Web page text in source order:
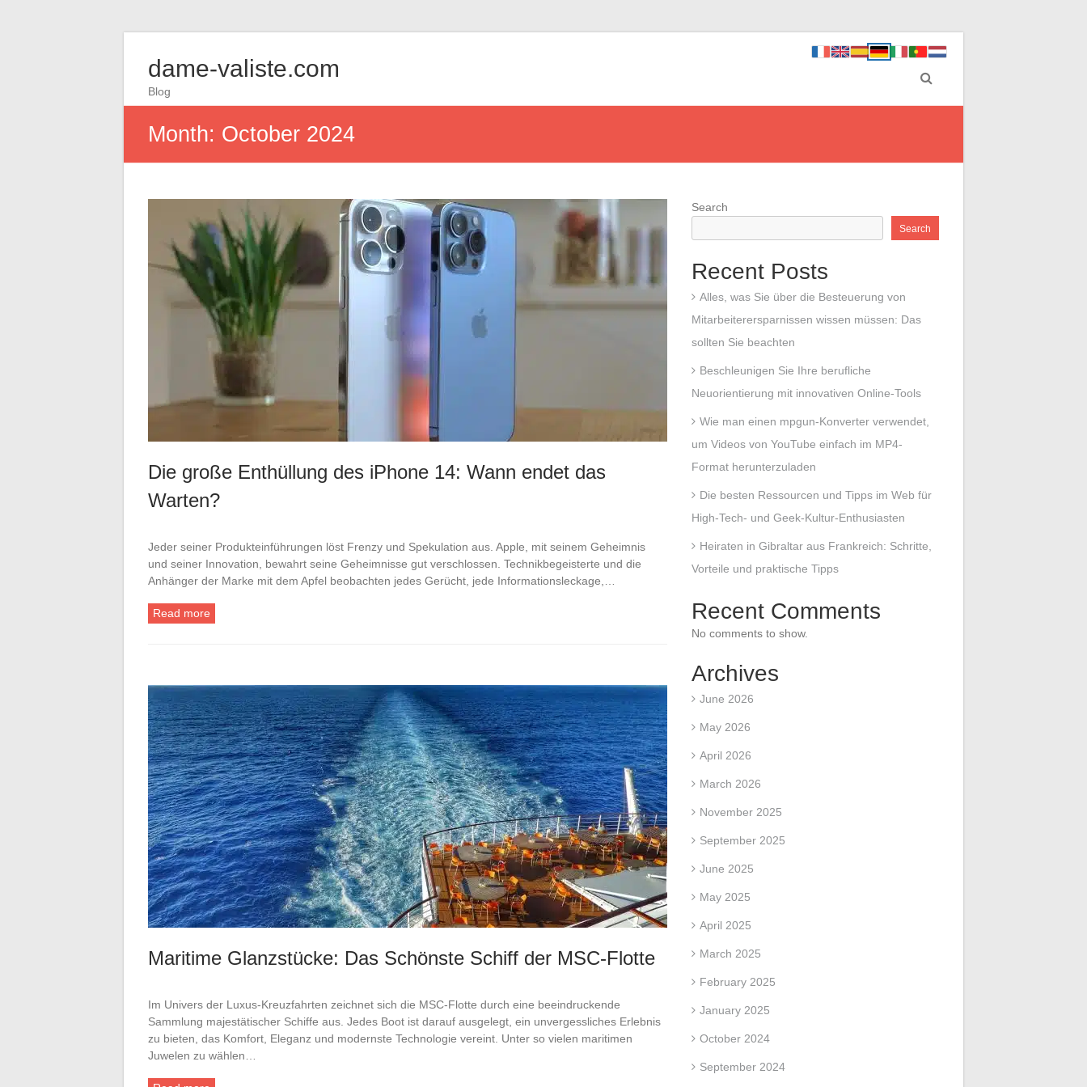
dame-valiste.com
Blog
Month: October 2024
Die große Enthüllung des iPhone 14: Wann endet das
Warten?
Jeder seiner Produkteinführungen löst Frenzy und Spekulation aus. Apple, mit seinem Geheimnis
und seiner Innovation, bewahrt seine Geheimnisse gut verschlossen. Technikbegeisterte und die
Anhänger der Marke mit dem Apfel beobachten jedes Gerücht, jede Informationsleckage,…
Read more
Maritime Glanzstücke: Das Schönste Schiff der MSC-Flotte
Im Univers der Luxus-Kreuzfahrten zeichnet sich die MSC-Flotte durch eine beeindruckende
Sammlung majestätischer Schiffe aus. Jedes Boot ist darauf ausgelegt, ein unvergessliches Erlebnis
zu bieten, das Komfort, Eleganz und modernste Technologie vereint. Unter so vielen maritimen
Juwelen zu wählen…
Search
Search
Recent Posts
Alles, was Sie über die Besteuerung von
Mitarbeiterersparnissen wissen müssen: Das
sollten Sie beachten
Beschleunigen Sie Ihre berufliche
Neuorientierung mit innovativen Online-Tools
Wie man einen mpgun-Konverter verwendet,
um Videos von YouTube einfach im MP4-
Format herunterzuladen
Die besten Ressourcen und Tipps im Web für
High-Tech- und Geek-Kultur-Enthusiasten
Heiraten in Gibraltar aus Frankreich: Schritte,
Vorteile und praktische Tipps
Recent Comments
No comments to show.
Archives
June 2026
May 2026
April 2026
March 2026
November 2025
September 2025
June 2025
May 2025
April 2025
March 2025
February 2025
January 2025
October 2024
September 2024